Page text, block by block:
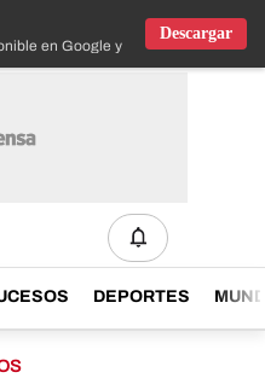
en Google y IOS
Descargar
DEPORTES